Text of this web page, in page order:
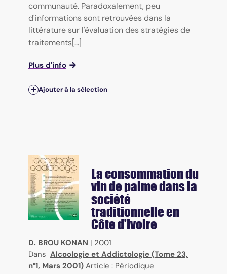
communauté. Paradoxalement, peu
d'informations sont retrouvées dans la
littérature sur l'évaluation des stratégies de
traitements[...]
Plus d'info
Ajouter à la sélection
La consommation du
vin de palme dans la
société
traditionnelle en
Côte d'Ivoire
D. BROU KONAN | 2001
Dans Alcoologie et Addictologie (Tome 23,
n°1, Mars 2001) Article : Périodique